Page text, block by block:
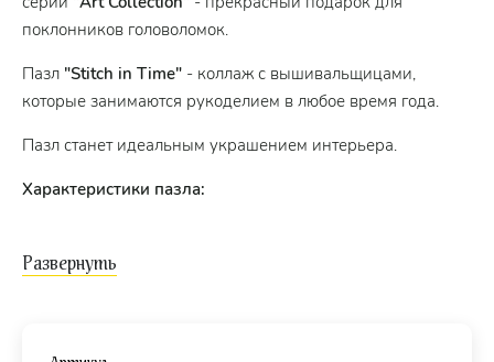
поклонников головоломок.
Пазл "Stitch in Time" - коллаж с вышивальщицами,
которые занимаются рукоделием в любое время года.
Пазл станет идеальным украшением интерьера.
Характеристики пазла:
стандартные детали пазла (2×1,8 см);